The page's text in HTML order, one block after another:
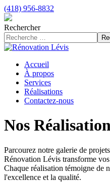
(418) 956-8832
Rechercher
Accueil
À propos
Services
Réalisations
Contactez-nous
Nos
Parcourez notre galerie de
Rénovation Lévis transforme
Chaque réalisation témoigne de
l'excellence et la qualité.